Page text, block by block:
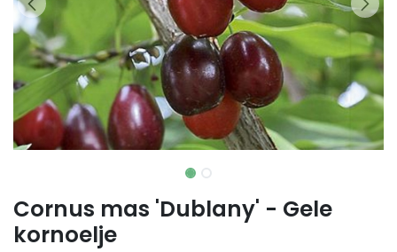
Cornus mas 'Dublany' - Gele
kornoelje